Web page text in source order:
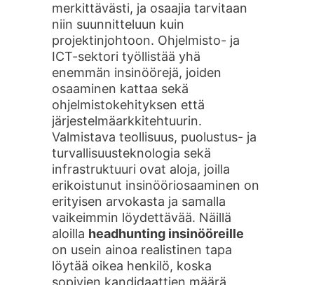
merkittävästi, ja osaajia tarvitaan
niin suunnitteluun kuin
projektinjohtoon. Ohjelmisto- ja
ICT-sektori työllistää yhä
enemmän insinöörejä, joiden
osaaminen kattaa sekä
ohjelmistokehityksen että
järjestelmäarkkitehtuurin.
Valmistava teollisuus, puolustus- ja
turvallisuusteknologia sekä
infrastruktuuri ovat aloja, joilla
erikoistunut insinööriosaaminen on
erityisen arvokasta ja samalla
vaikeimmin löydettävää. Näillä
aloilla headhunting insinööreille
on usein ainoa realistinen tapa
löytää oikea henkilö, koska
sopivien kandidaattien määrä